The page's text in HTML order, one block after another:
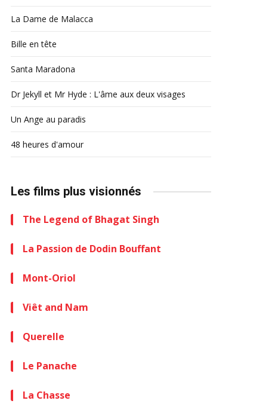
La Dame de Malacca
Bille en tête
Santa Maradona
Dr Jekyll et Mr Hyde : L'âme aux deux visages
Un Ange au paradis
48 heures d'amour
Les films plus visionnés
The Legend of Bhagat Singh
La Passion de Dodin Bouffant
Mont-Oriol
Viêt and Nam
Querelle
Le Panache
La Chasse